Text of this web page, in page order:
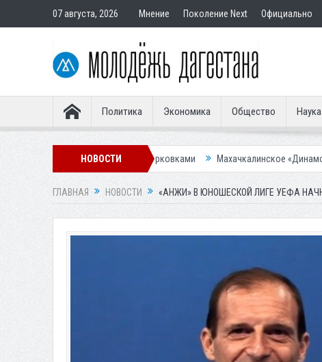
07 августа, 2026 Мнение Поколение Next Официально
Политика Экономика Общество Наука
НОВОСТИ
ситуации с парковками Махачкалинское «Динамо» представило
ГЛАВНАЯ НОВОСТИ «АНЖИ» В ЮНОШЕСКОЙ ЛИГЕ УЕФА